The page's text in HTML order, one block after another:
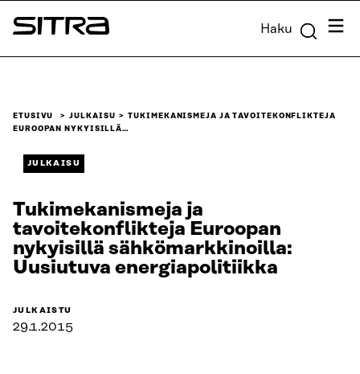
Siirry
suoraan
Sitra Haku
ETUSIVU JULKAISU
TUKIMEKANISMEJA JA TAVOITEKONFLIKTEJA
EUROOPAN NYKYISILLÄ…
JULKAISU
Tukimekanismeja ja
tavoitekonflikteja Euroopan
nykyisillä sähkömarkkinoilla:
Uusiutuva energiapolitiikka
JULKAISTU
29.1.2015